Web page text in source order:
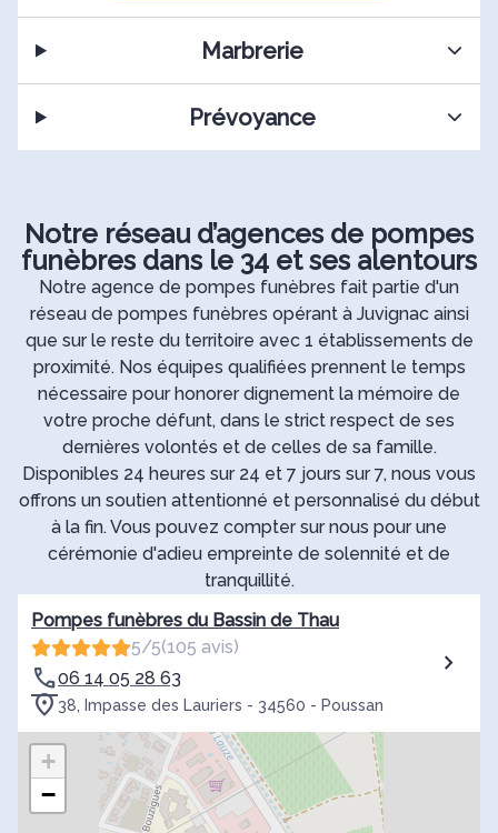
Marbrerie
Prévoyance
Notre réseau d’agences de pompes
funèbres dans le 34 et ses alentours
Notre agence de pompes funèbres fait partie d'un
réseau de pompes funèbres opérant à Juvignac ainsi
que sur le reste du territoire avec 1 établissements de
proximité. Nos équipes qualifiées prennent le temps
nécessaire pour honorer dignement la mémoire de
votre proche défunt, dans le strict respect de ses
dernières volontés et de celles de sa famille.
Disponibles 24 heures sur 24 et 7 jours sur 7, nous vous
offrons un soutien attentionné et personnalisé du début
à la fin. Vous pouvez compter sur nous pour une
cérémonie d'adieu empreinte de solennité et de
tranquillité.
Pompes funèbres du Bassin de Thau
5/5(105 avis)
06 14 05 28 63
38, Impasse des Lauriers - 34560 - Poussan
+
−